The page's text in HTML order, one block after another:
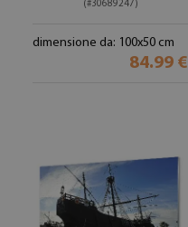
(#30689247)
dimensione da: 100x50 cm
84.99 €